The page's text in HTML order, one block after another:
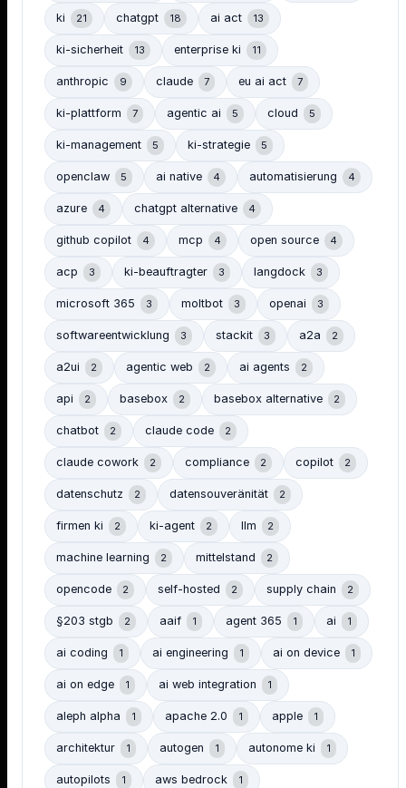
ki 21 chatgpt 18 ai act 13
ki-sicherheit 13 enterprise ki 11
anthropic 9 claude 7 eu ai act 7
ki-plattform 7 agentic ai 5 cloud 5
ki-management 5 ki-strategie 5
openclaw 5 ai native 4 automatisierung 4
azure 4 chatgpt alternative 4
github copilot 4 mcp 4 open source 4
acp 3 ki-beauftragter 3 langdock 3
microsoft 365 3 moltbot 3 openai 3
softwareentwicklung 3 stackit 3 a2a 2
a2ui 2 agentic web 2 ai agents 2
api 2 basebox 2 basebox alternative 2
chatbot 2 claude code 2
claude cowork 2 compliance 2 copilot 2
datenschutz 2 datensouveränität 2
firmen ki 2 ki-agent 2 llm 2
machine learning 2 mittelstand 2
opencode 2 self-hosted 2 supply chain 2
§203 stgb 2 aaif 1 agent 365 1 ai 1
ai coding 1 ai engineering 1 ai on device 1
ai on edge 1 ai web integration 1
aleph alpha 1 apache 2.0 1 apple 1
architektur 1 autogen 1 autonome ki 1
autopilots 1 aws bedrock 1